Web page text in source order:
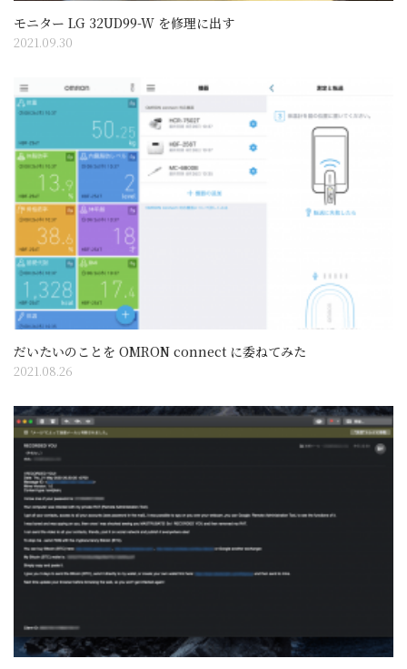
モニター LG 32UD99-W を修理に出す
2021.09.30
だいたいのことを OMRON connect に委ねてみた
2021.08.26